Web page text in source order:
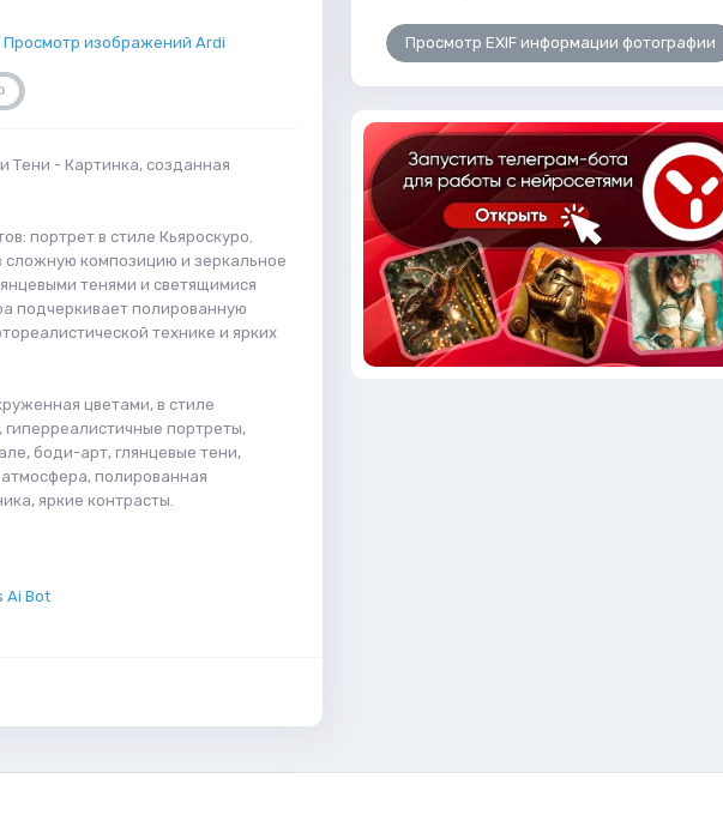
Просмотр изображений Ardi
Тени - Картинка, созданная
портрет в стиле Кьяроскуро.
сложную композицию и зеркальное
тенями и светящимися
подчеркивает полированную
технике и ярких
цветами, в стиле
портреты,
боди-арт, глянцевые тени,
полированная
яркие контрасты.
Ai Bot
Просмотр EXIF информации фотографии